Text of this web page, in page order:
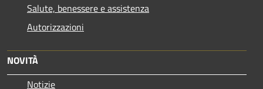
Salute, benessere e assistenza
Autorizzazioni
NOVITÀ
Notizie